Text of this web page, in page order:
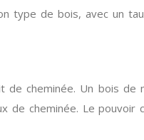
type de bois, avec un
cheminée. Un bois de
cheminée. Le pouvoir